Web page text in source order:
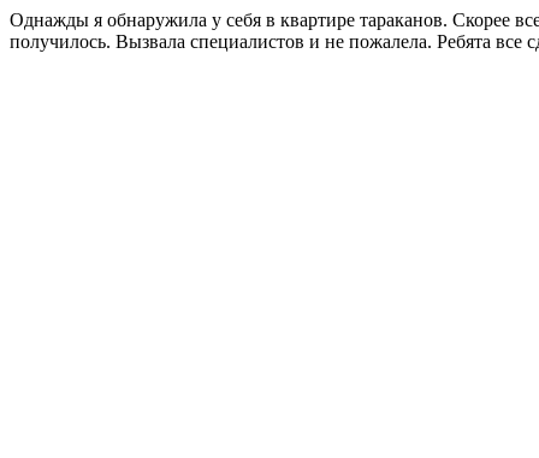
Однажды я обнаружила у себя в квартире тараканов. Скорее
получилось. Вызвала специалистов и не пожалела. Ребята все